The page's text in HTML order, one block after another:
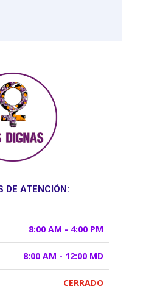
DE ATENCIÓN:
8:00 AM - 4:00 PM
8:00 AM - 12:00 MD
CERRADO